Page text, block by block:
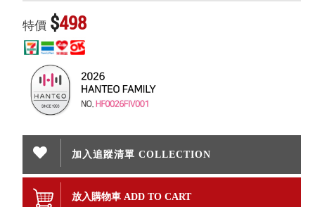
特價 $498
加入追蹤清單 COLLECTION
放入購物車 ADD TO CART